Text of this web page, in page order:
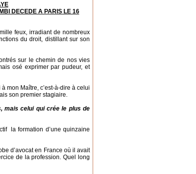
DECEDE A PARIS LE 16
feux, irradiant de nombreux
du droit, distillant sur son
sur le chemin de nos vies
osé exprimer par pudeur, et
Maître, c’est-à-dire à celui
son premier stagiaire.
mais celui qui crée le plus de
formation d’une quinzaine
en France où il avait
de la profession. Quel long